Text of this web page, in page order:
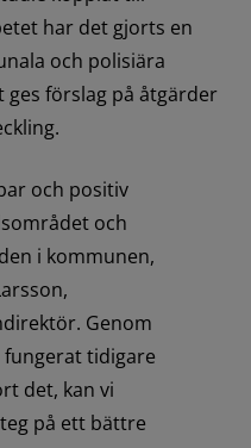
har det gjorts en
och polisiära
förslag på åtgärder
och positiv
och
i kommunen,
Genom
tidigare
det, kan vi
på ett bättre